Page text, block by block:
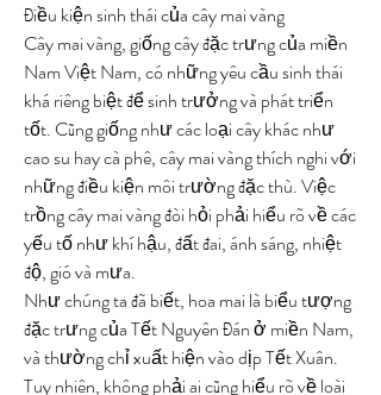
Điều kiện sinh thái của cây mai vàng
Cây mai vàng, giống cây đặc trưng của miền
Nam Việt Nam, có những yêu cầu sinh thái
khá riêng biệt để sinh trưởng và phát triển
tốt. Cũng giống như các loại cây khác như
cao su hay cà phê, cây mai vàng thích nghi với
những điều kiện môi trường đặc thù. Việc
trồng cây mai vàng đòi hỏi phải hiểu rõ về các
yếu tố như khí hậu, đất đai, ánh sáng, nhiệt
độ, gió và mưa.
Như chúng ta đã biết, hoa mai là biểu tượng
đặc trưng của Tết Nguyên Đán ở miền Nam,
và thường chỉ xuất hiện vào dịp Tết Xuân.
Tuy nhiên, không phải ai cũng hiểu rõ về loài